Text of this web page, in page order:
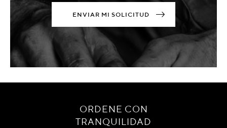
ENVIAR MI SOLICITUD
ORDENE CON
TRANQUILIDAD